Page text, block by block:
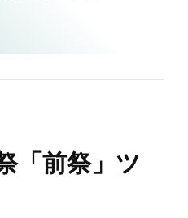
「前祭」ツ